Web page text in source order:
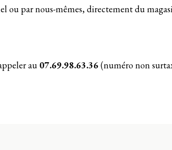
ou par nous-mêmes, directement du
au 07.69.98.63.36 (numéro non